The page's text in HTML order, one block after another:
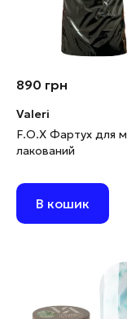
890 грн
Valeri
F.O.X Фартух для
лакований
В кошик